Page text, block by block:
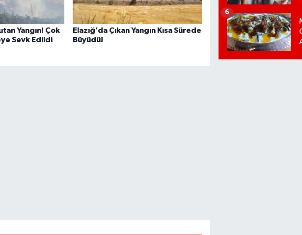
Yangın! Çok
Sevk Edildi
Elazığ’da Çıkan Yangın Kısa Sürede
Büyüdü!
6